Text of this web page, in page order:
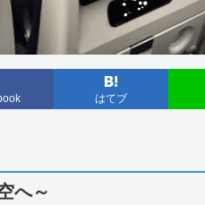
はてブ
へ～